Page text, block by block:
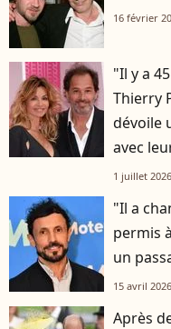
16 février
"Il y a
Thierry
dévoile
avec
1 juillet 2026
"Il a
permis
un
15 avril 2026
Après